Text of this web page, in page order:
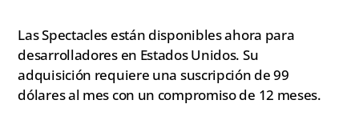
Las Spectacles están disponibles ahora para
desarrolladores en Estados Unidos. Su
adquisición requiere una suscripción de 99
dólares al mes con un compromiso de 12 meses.